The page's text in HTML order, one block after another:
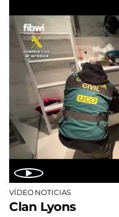
VÍDEO NOTICIAS
Clan Lyons